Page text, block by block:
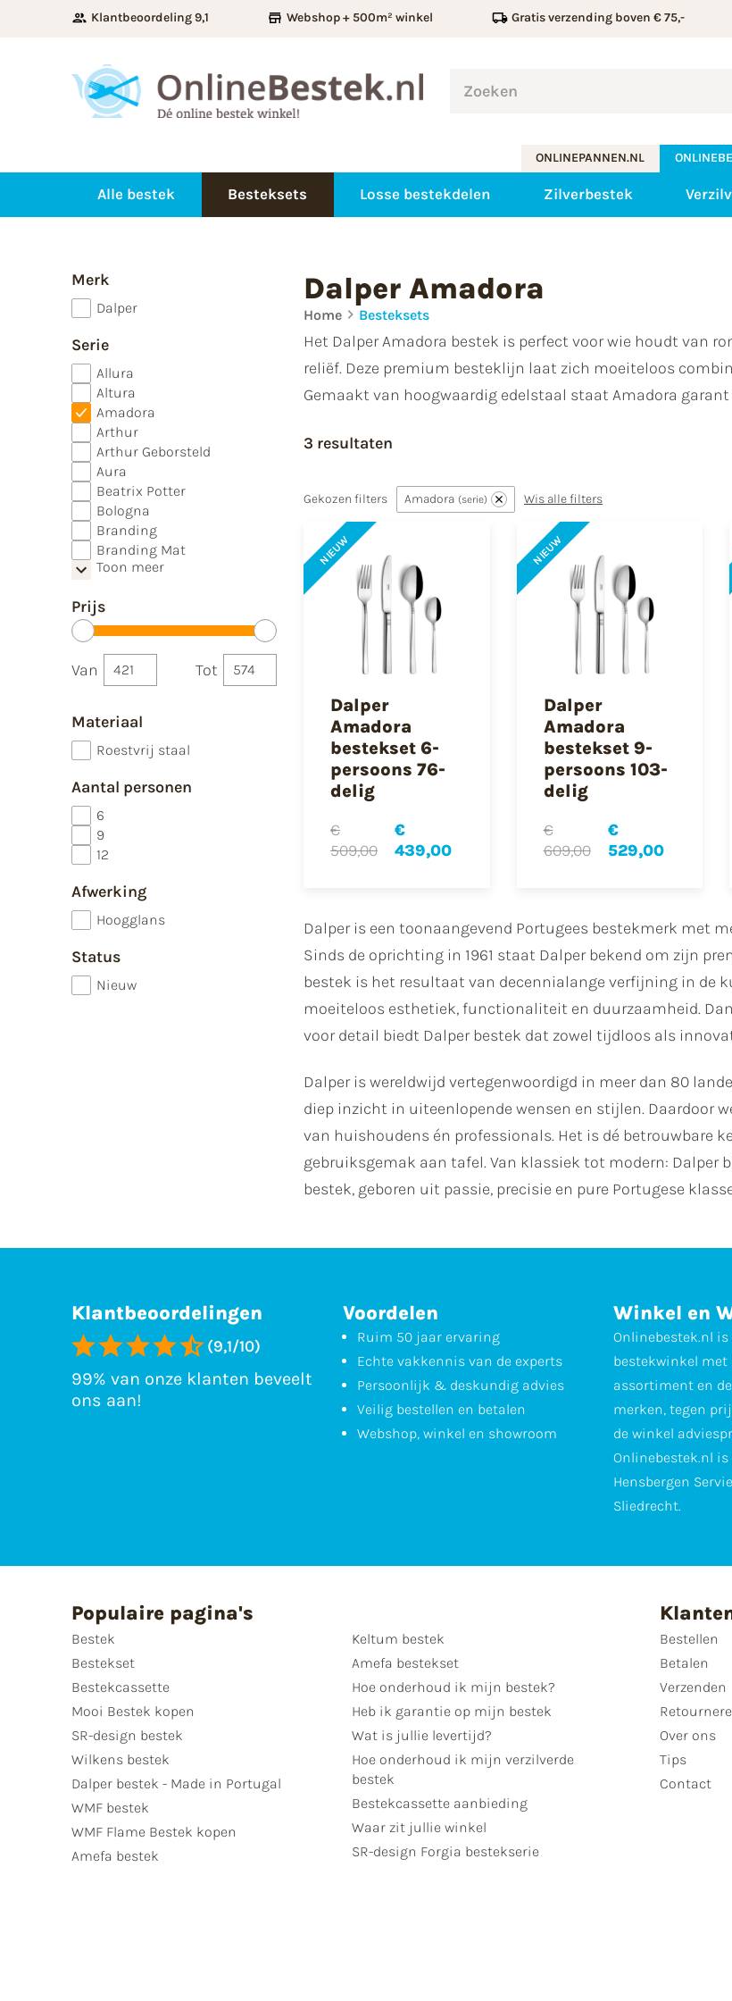
Klantbeoordeling 9,1 Webshop + 500m² winkel Gratis verzending boven € 75,-
ONLINEPANNEN.NL
Alle bestek Besteksets Losse bestekdelen Zilverbestek
Merk
Dalper
Serie
Allura
Altura
Amadora
Arthur
Arthur Geborsteld
Aura
Beatrix Potter
Bologna
Branding
Branding Mat
Toon meer
Prijs
Van Tot
Materiaal
Roestvrij staal
Aantal personen
6
9
12
Afwerking
Hoogglans
Status
Nieuw
Dalper Amadora
Home Besteksets
Het Dalper Amadora bestek is perfect voor wie houdt van
reliëf. Deze premium besteklijn laat zich moeiteloos
Gemaakt van hoogwaardig edelstaal staat Amadora
3 resultaten
Gekozen filters Amadora serie Wis alle filters
NIEUW
Dalper
Amadora
bestekset 6-
persoons 76-
delig
€
509,00
€
439,00
NIEUW
Dalper
Amadora
bestekset 9-
persoons 103-
delig
€
609,00
€
529,00
Dalper is een toonaangevend Portugees bestekmerk met
Sinds de oprichting in 1961 staat Dalper bekend om zijn
bestek is het resultaat van decennialange verfijning in de
moeiteloos esthetiek, functionaliteit en duurzaamheid.
voor detail biedt Dalper bestek dat zowel tijdloos als
Dalper is wereldwijd vertegenwoordigd in meer dan 80
diep inzicht in uiteenlopende wensen en stijlen. Daardoor
van huishoudens én professionals. Het is dé betrouwbare
gebruiksgemak aan tafel. Van klassiek tot modern: Dalper
bestek, geboren uit passie, precisie en pure Portugese
Klantbeoordelingen
(9,1/10)
99% van onze klanten beveelt
ons aan!
Voordelen
Ruim 50 jaar ervaring
Echte vakkennis van de experts
Persoonlijk & deskundig advies
Veilig bestellen en betalen
Webshop, winkel en showroom
Winkel en
Onlinebestek.nl
bestekwinkel
assortiment en
merken, tegen
de winkel
Onlinebestek.nl is
Hensbergen
Sliedrecht.
Populaire pagina's
Bestek
Bestekset
Bestekcassette
Mooi Bestek kopen
SR-design bestek
Wilkens bestek
Dalper bestek - Made in Portugal
WMF bestek
WMF Flame Bestek kopen
Amefa bestek
Keltum bestek
Amefa bestekset
Hoe onderhoud ik mijn bestek?
Heb ik garantie op mijn bestek
Wat is jullie levertijd?
Hoe onderhoud ik mijn verzilverde
bestek
Bestekcassette aanbieding
Waar zit jullie winkel
SR-design Forgia bestekserie
Bestellen
Betalen
Verzenden
Over ons
Tips
Contact